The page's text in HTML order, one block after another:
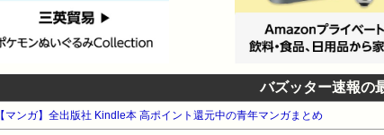
バズッター速報の
【マンガ】全出版社 Kindle本 高ポイント還元中の青年マンガまとめ